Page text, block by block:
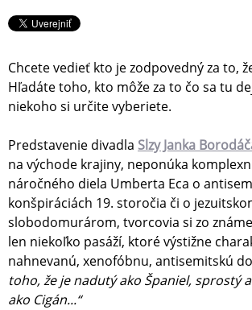
Chcete vedieť kto je zodpovedný za to,
Hľadáte toho, kto môže za to čo sa tu
niekoho si určite vyberiete.
Predstavenie divadla Slzy Janka
na východe krajiny, neponúka
náročného diela Umberta Eca o
konšpiráciách 19. storočia či o
slobodomurárom, tvorcovia si zo
len niekoľko pasáží, ktoré výstižne
nahnevanú, xenofóbnu, antisemitskú
toho, že je nadutý ako Španiel, sprostý
ako Cigán...“